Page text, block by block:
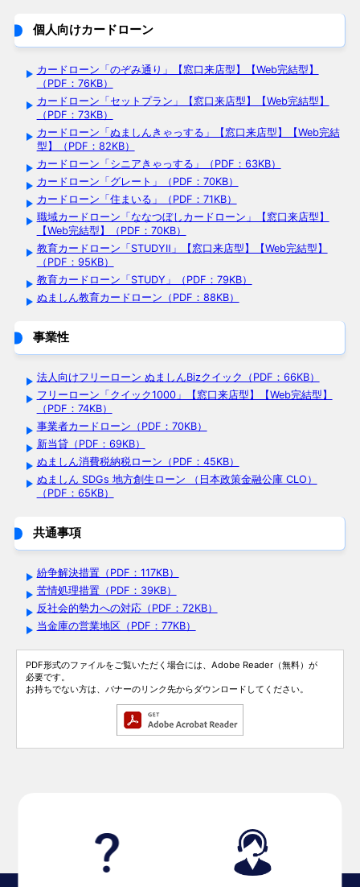
個人向けカードローン
カードローン「のぞみ通り」【窓口来店型】【Web完結型】
（PDF：76KB）
カードローン「セットプラン」【窓口来店型】【Web完結型】
（PDF：73KB）
カードローン「ぬましんきゃっする」【窓口来店型】【Web完結
型】（PDF：82KB）
カードローン「シニアきゃっする」（PDF：63KB）
カードローン「グレート」（PDF：70KB）
カードローン「住まいる」（PDF：71KB）
職域カードローン「ななつぼしカードローン」【窓口来店型】
【Web完結型】（PDF：70KB）
教育カードローン「STUDYⅡ」【窓口来店型】【Web完結型】
（PDF：95KB）
教育カードローン「STUDY」（PDF：79KB）
ぬましん教育カードローン（PDF：88KB）
事業性
法人向けフリーローン ぬましんBizクイック（PDF：66KB）
フリーローン「クイック1000」【窓口来店型】【Web完結型】
（PDF：74KB）
事業者カードローン（PDF：70KB）
新当貸（PDF：69KB）
ぬましん消費税納税ローン（PDF：45KB）
ぬましん SDGs 地方創生ローン （日本政策金融公庫 CLO）
（PDF：65KB）
共通事項
紛争解決措置（PDF：117KB）
苦情処理措置（PDF：39KB）
反社会的勢力への対応（PDF：72KB）
当金庫の営業地区（PDF：77KB）
PDF形式のファイルをご覧いただく場合には、Adobe Reader（無料）が
必要です。
お持ちでない方は、バナーのリンク先からダウンロードしてください。